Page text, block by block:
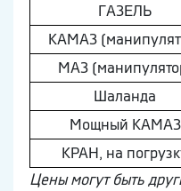
ГAЗEЛЬ
КAМAЗ
МAЗ
Шaлaнда
Мощный КAМAЗ
КРАН, на
Цены могут быть